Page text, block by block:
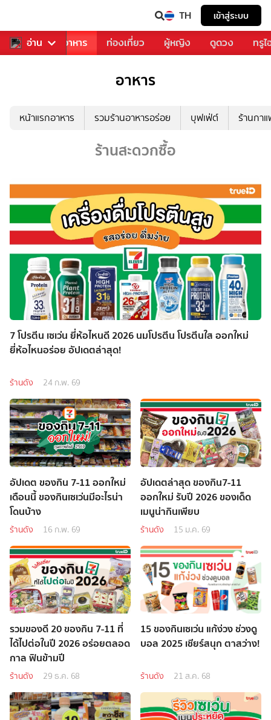
TH เข้าสู่ระบบ
อ่าน
การเพลง อาหาร ท่องเที่ยว ผู้หญิง ดูดวง ทรู
อาหาร
หน้าแรกอาหาร รวมร้านอาหารอร่อย บุฟเฟ่ต์ ร้านกา
ร้านสะดวกซื้อ
7 โปรตีน เซเว่น ยี่ห้อไหนดี 2026 นมโปรตีน โปรตีนใส ออกใหม่
ยี่ห้อไหนอร่อย อัปเดตล่าสุด!
ร้านดัง 24 ก.พ. 69
อัปเดต ของกิน 7-11 ออกใหม่
เดือนนี้ ของกินเซเว่นมีอะไรน่า
โดนบ้าง
ร้านดัง 16 ก.พ. 69
อัปเดตล่าสุด ของกิน7-11
ออกใหม่ รับปี 2026 ของเด็ด
เมนูน่ากินเพียบ
ร้านดัง 15 ม.ค. 69
รวมของดี 20 ของกิน 7-11 ที่
ได้ไปต่อในปี 2026 อร่อยตลอด
กาล ฟินข้ามปี
ร้านดัง 29 ธ.ค. 68
15 ของกินเซเว่น แก้ง่วง ช่วงดู
บอล 2025 เชียร์สนุก ตาสว่าง!
ร้านดัง 21 ส.ค. 68